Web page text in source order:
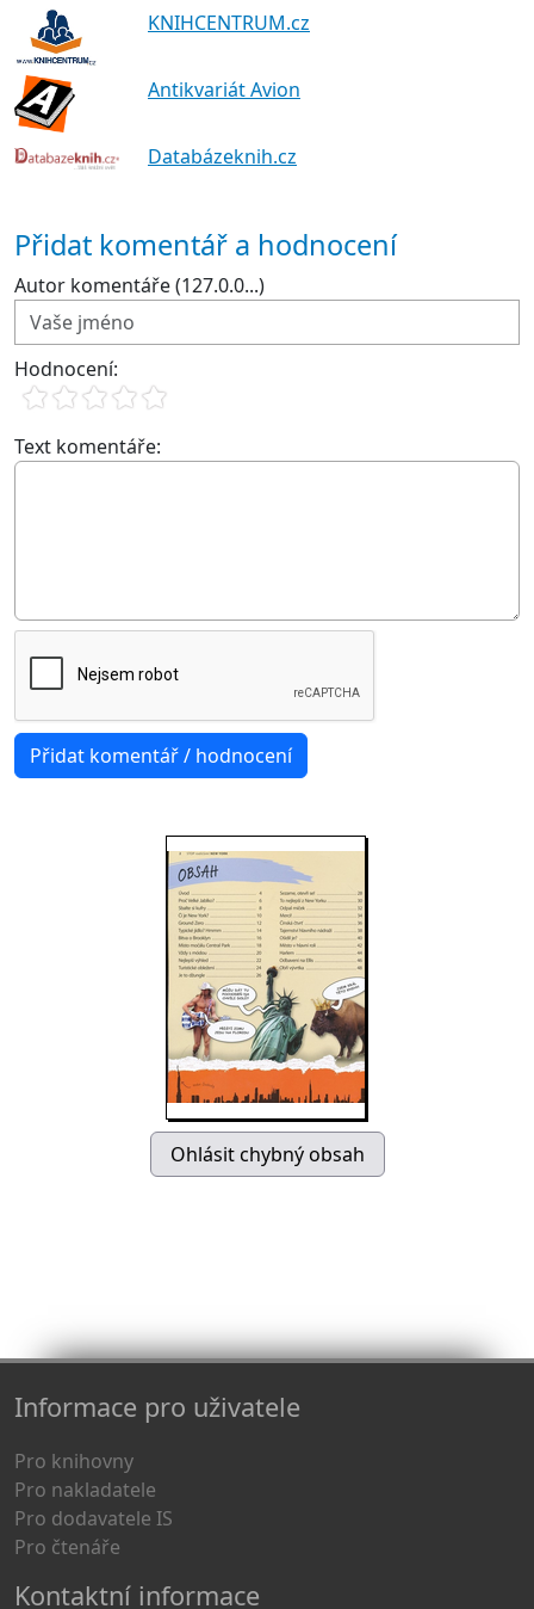
KNIHCENTRUM.cz
Antikvariát Avion
Databázeknih.cz
Přidat komentář a hodnocení
Autor komentáře (127.0.0...)
Hodnocení:
Text komentáře:
Informace pro uživatele
Pro knihovny
Pro nakladatele
Pro dodavatele IS
Pro čtenáře
Kontaktní informace